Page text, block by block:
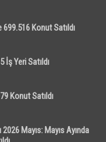
Konut Satıldı
İş Yeri Satıldı
Konut Satıldı
Mayıs: Mayıs Ayında